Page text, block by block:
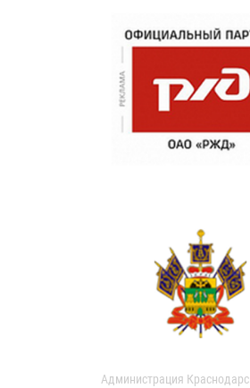
Администрация